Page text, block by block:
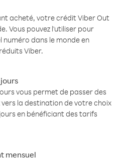
acheté, votre crédit Viber Out
Vous pouvez l'utiliser pour
dans le monde en
Viber.
vous permet de passer des
la destination de votre choix
en bénéficiant des tarifs
mensuel